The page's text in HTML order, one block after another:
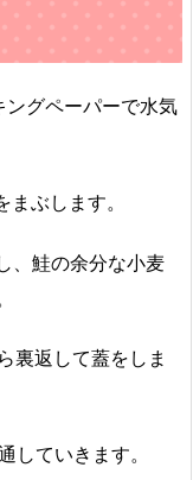
ングペーパーで水気
ぶします。
、鮭の余分な小麦
裏返して蓋をしま
していきます。